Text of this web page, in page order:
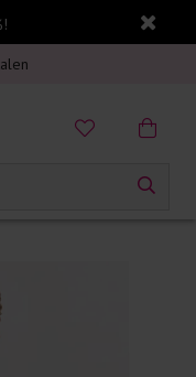
vanaf €75,-
aankoop
vanaf €75,-